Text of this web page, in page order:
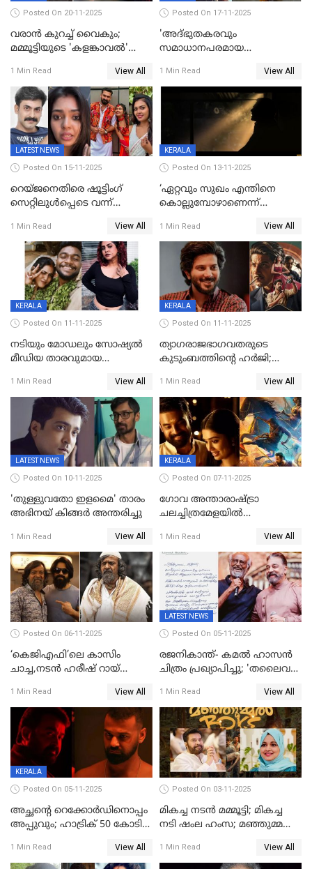
Posted On 20-11-2025
വരാൻ കുറച്ച് വൈകും;
മമ്മൂട്ടിയുടെ 'കളങ്കാവൽ'
1 Min Read View All
Posted On 17-11-2025
'അദ്‌ഭുതകരവും
സമാധാനപരമായ
വിവാഹമോചിതയായെന്ന് മീര
വാസുദേവൻ
1 Min Read View All
LATEST NEWS
Posted On 15-11-2025
റെയ്ജനെതിരെ ഷൂട്ടിംഗ്
സെറ്റിലുൾപ്പെടെ വന്ന്
ബിയര്‍ കുപ്പി തലയ്ക്ക് അടിച്ച്
പൊട്ടിക്കുമെന്ന്
ഭീഷണി;അശ്ലീല
മെസേജുകളും വെളിപ്പെടുത്തി
മൃദുല വിജയ്
1 Min Read View All
KERALA
Posted On 13-11-2025
‘ഏറ്റവും സുഖം എന്തിനെ
കൊല്ലുമ്പോഴാണെന്ന്
വില്ലത്തരത്തിന്റെ അങ്ങേയറ്റം;
മമ്മൂട്ടി മാജിക്ക്, കളങ്കാവല്‍
ട്രെയിലര്‍ പുറത്ത്
1 Min Read View All
KERALA
Posted On 11-11-2025
നടിയും മോഡലും സോഷ്യൽ
മീഡിയ താരവുമായ
ഇന്ന്‌ നല്ലൊരു ബിസി ഡേ
ആയിരുന്നുവെന്ന് നന്ദിത
ശങ്കര
1 Min Read View All
KERALA
Posted On 11-11-2025
ത്യാഗരാജഭാഗവതരുടെ
കുടുംബത്തിന്റെ ഹര്‍ജി;
ഹൈക്കോടതി നോട്ടീസ്‌
1 Min Read View All
LATEST NEWS
Posted On 10-11-2025
'തുള്ളുവതോ ഇളമൈ' താരം
അഭിനയ് കിങ്ങർ അന്തരിച്ചു
1 Min Read View All
KERALA
Posted On 07-11-2025
ഗോവ അന്താരാഷ്ട്രാ
ചലച്ചിത്രമേളയില്‍
മലയാളത്തില്‍നിന്ന്
ഏകചിത്രമായി 'എആര്‍എം';
1 Min Read View All
Posted On 06-11-2025
‘കെജിഎഫി’ലെ കാസിം
ചാച്ച,നടൻ ഹരീഷ് റായ്
1 Min Read View All
LATEST NEWS
Posted On 05-11-2025
രജനികാന്ത്- കമൽ ഹാസൻ
ചിത്രം പ്രഖ്യാപിച്ചു; 'തലൈവർ
1 Min Read View All
KERALA
Posted On 05-11-2025
അച്ഛന്റെ റെക്കോർഡിനൊപ്പം
അപ്പുവും; ഹാട്രിക് 50 കോടി
മോഹൻലാൽ, 'ഡീയസ്
ഈറേ' കുതിപ്പ്
1 Min Read View All
Posted On 03-11-2025
മികച്ച നടൻ മമ്മൂട്ടി; മികച്ച
നടി ഷംല ഹംസ; മഞ്ഞുമ്മൽ
1 Min Read View All